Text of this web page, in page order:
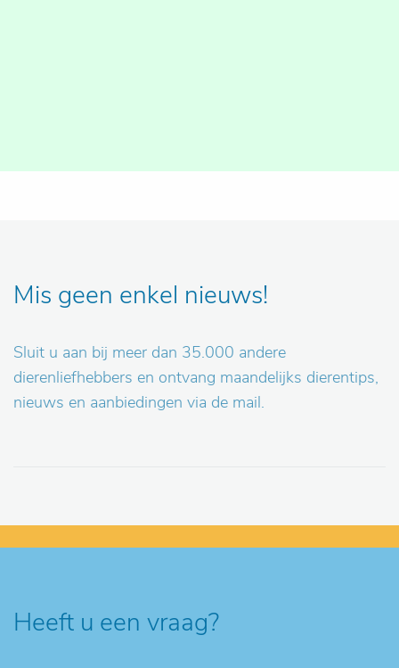
Mis geen enkel nieuws!
Sluit u aan bij meer dan 35.000 andere
dierenliefhebbers en ontvang maandelijks dierentips,
nieuws en aanbiedingen via de mail.
Heeft u een vraag?